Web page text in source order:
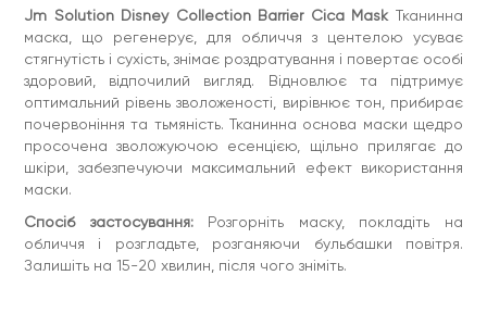
Jm Solution Disney Collection Barrier Cica Mask Тканинна
маска, що регенерує, для обличчя з центелою усуває
стягнутість і сухість, знімає роздратування і повертає особі
здоровий, відпочилий вигляд. Відновлює та підтримує
оптимальний рівень зволоженості, вирівнює тон, прибирає
почервоніння та тьмяність. Тканинна основа маски щедро
просочена зволожуючою есенцією, щільно прилягає до
шкіри, забезпечуючи максимальний ефект використання
маски.
Спосіб застосування:Розгорніть маску, покладіть на
обличчя і розгладьте, розганяючи бульбашки повітря.
Залишіть на 15-20 хвилин, після чого зніміть.